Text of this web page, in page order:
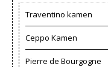
Traventino kamen
Ceppo Kamen
Pierre de Bourgogne